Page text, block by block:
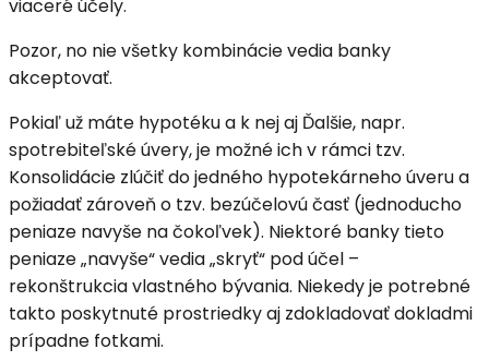
viaceré účely.
Pozor, no nie všetky kombinácie vedia banky
akceptovať.
Pokiaľ už máte hypotéku a k nej aj Ďalšie, napr.
spotrebiteľské úvery, je možné ich v rámci tzv.
Konsolidácie zlúčiť do jedného hypotekárneho úveru a
požiadať zároveň o tzv. bezúčelovú časť (jednoducho
peniaze navyše na čokoľvek). Niektoré banky tieto
peniaze „navyše“ vedia „skryť“ pod účel –
rekonštrukcia vlastného bývania. Niekedy je potrebné
takto poskytnuté prostriedky aj zdokladovať dokladmi
prípadne fotkami.